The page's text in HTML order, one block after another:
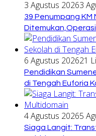
3 Agustus 20263
39 Penumpang
6 Agustus 202621
Pendidikan
di Tengah Euforia
4 Agustus 20265
Siaga Langit: